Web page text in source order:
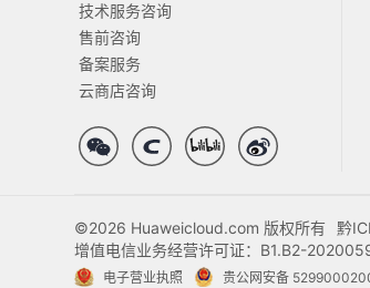
技术服务咨询
售前咨询
备案服务
云商店咨询
©2026 Huaweicloud.com 版权所有 黔
增值电信业务经营许可证：B1.B2-
电子营业执照 贵公网安备